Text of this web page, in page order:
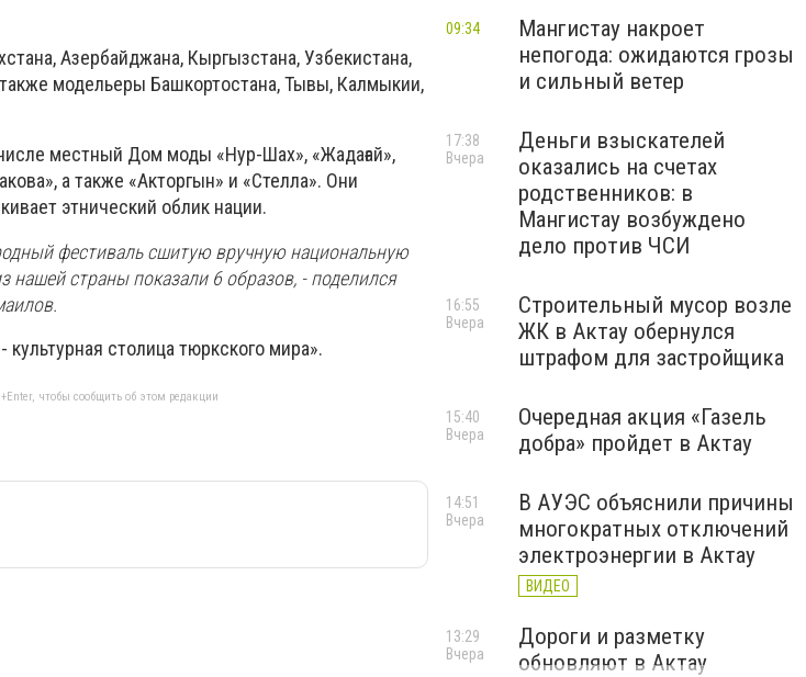
Азербайджана, Кыргызстана, Узбекистана,
модельеры Башкортостана, Тывы, Калмыкии,
местный Дом моды «Нур-Шах», «Жадағай»,
а также «Акторгын» и «Стелла». Они
этнический облик нации.
фестиваль сшитую вручную национальную
нашей страны показали 6 образов, - поделился
столица тюркского мира».
чтобы сообщить об этом редакции
Мангистау накроет
непогода: ожидаются грозы
и сильный ветер
09:34
Деньги взыскателей
оказались на счетах
родственников: в
Мангистау возбуждено
дело против ЧСИ
17:38
Вчера
Строительный мусор возле
ЖК в Актау обернулся
штрафом для застройщика
16:55
Вчера
Очередная акция «Газель
добра» пройдет в Актау
15:40
Вчера
В АУЭС объяснили причины
многократных отключений
электроэнергии в Актау
ВИДЕО
14:51
Вчера
Дороги и разметку
обновляют в Актау
13:29
Вчера